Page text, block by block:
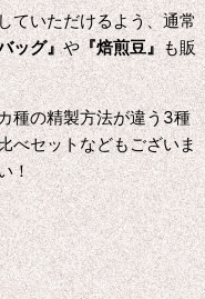
ていただけるよう、通常
ッグ』や『焙煎豆』も販
種の精製方法が違う3種
べセットなどもございま
！